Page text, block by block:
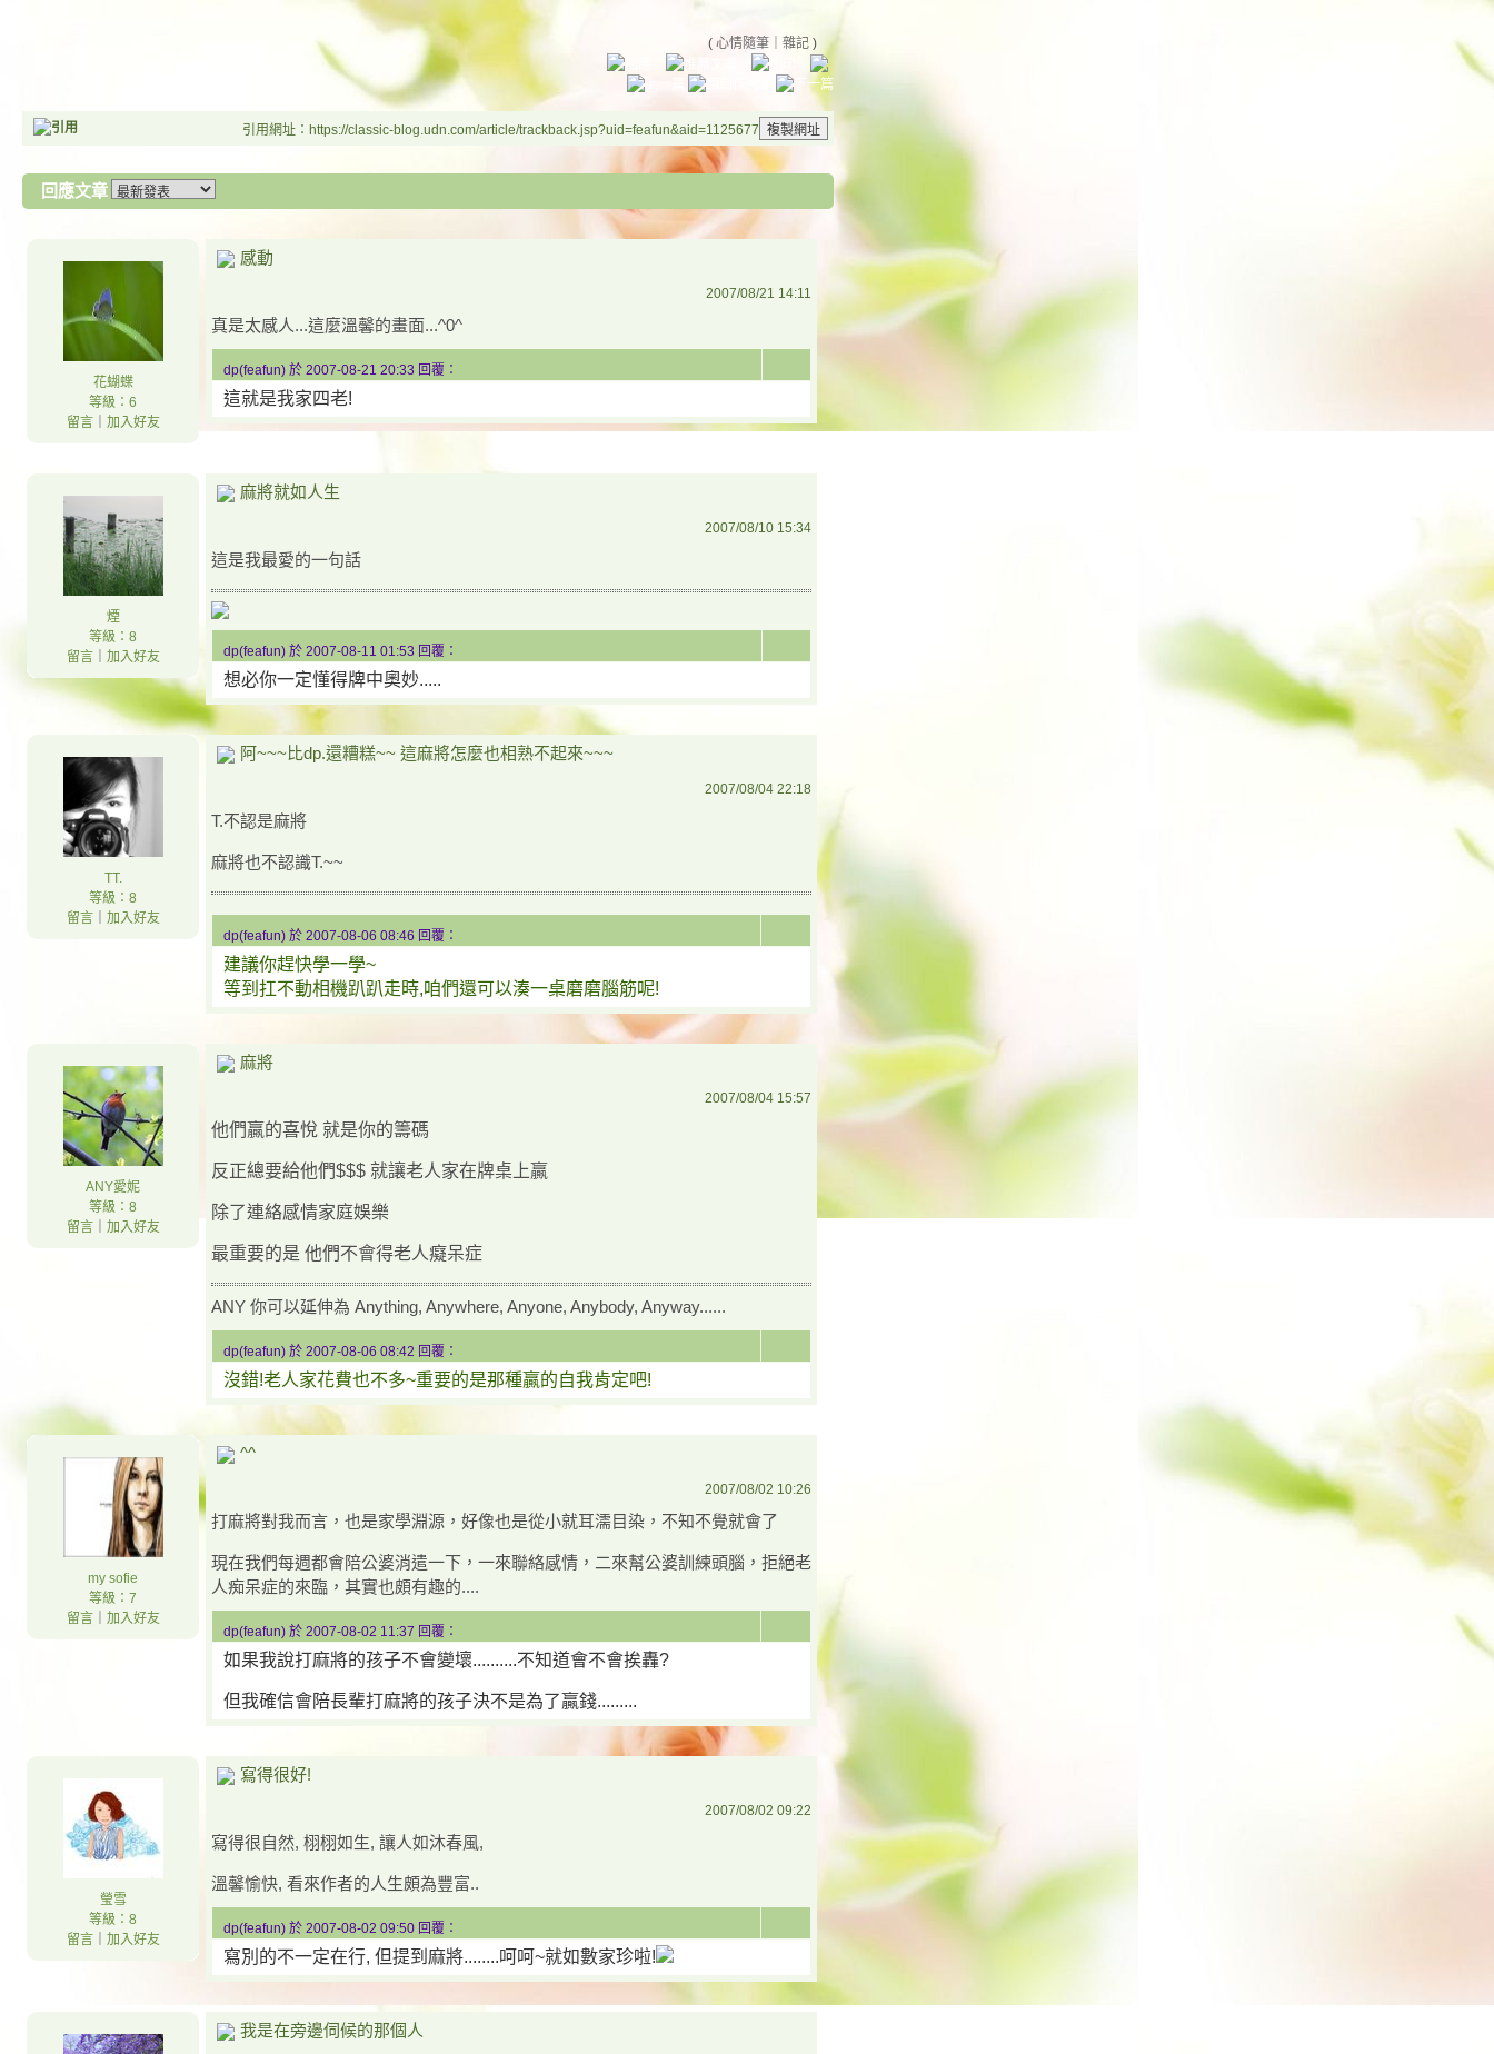
( 心情隨筆 雜記 )
引用網址：https://classic-blog.udn.com/article/trackback.jsp?uid=feafun&aid=1125677
回應文章
花蝴蝶
等級：6
留言｜ 加入好友
感動
2007/08/21 14:11
真是太感人...這麼溫馨的畫面...^0^
dp(feafun) 於 2007-08-21 20:33 回覆：
這就是我家四老!
煙
等級：8
留言｜ 加入好友
麻將就如人生
2007/08/10 15:34
這是我最愛的一句話
dp(feafun) 於 2007-08-11 01:53 回覆：
想必你一定懂得牌中奧妙.....
TT.
等級：8
留言｜ 加入好友
阿~~~比dp.還糟糕~~ 這麻將怎麼也相熟不起來~~~
2007/08/04 22:18
T.不認是麻將
麻將也不認識T.~~
dp(feafun) 於 2007-08-06 08:46 回覆：
建議你趕快學一學~
等到扛不動相機趴趴走時,咱們還可以湊一桌磨磨腦筋呢!
ANY愛妮
等級：8
留言｜ 加入好友
麻將
2007/08/04 15:57
他們贏的喜悅 就是你的籌碼
反正總要給他們$$$ 就讓老人家在牌桌上贏
除了連絡感情家庭娛樂
最重要的是 他們不會得老人癡呆症
ANY 你可以延伸為 Anything, Anywhere, Anyone, Anybody, Anyway......
dp(feafun) 於 2007-08-06 08:42 回覆：
沒錯!老人家花費也不多~重要的是那種贏的自我肯定吧!
my sofie
等級：7
留言｜ 加入好友
^^
2007/08/02 10:26
打麻將對我而言，也是家學淵源，好像也是從小就耳濡目染，不知不覺就會了
現在我們每週都會陪公婆消遣一下，一來聯絡感情，二來幫公婆訓練頭腦，拒絕老
人痴呆症的來臨，其實也頗有趣的....
dp(feafun) 於 2007-08-02 11:37 回覆：
如果我說打麻將的孩子不會變壞..........不知道會不會挨轟?
但我確信會陪長輩打麻將的孩子決不是為了贏錢.........
瑩雪
等級：8
留言｜ 加入好友
寫得很好!
2007/08/02 09:22
寫得很自然, 栩栩如生, 讓人如沐春風,
溫馨愉快, 看來作者的人生頗為豐富..
dp(feafun) 於 2007-08-02 09:50 回覆：
寫別的不一定在行, 但提到麻將........呵呵~就如數家珍啦!
我是在旁邊伺候的那個人